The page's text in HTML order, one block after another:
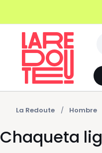
La Redoute Hombre
Chaqueta